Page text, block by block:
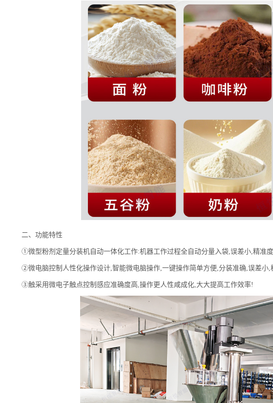
二、功能特性
①微型粉剂定量分装机自动一体化工作:机器工作过程全自动分量入袋,误差小,精准
②微电脑控制人性化操作设计,智能微电脑操作,一键操作简单方便,分装准确,误差小,
③触采用微电子触点控制感应准确度高,操作更人性咸成化,大大提高工作效率!